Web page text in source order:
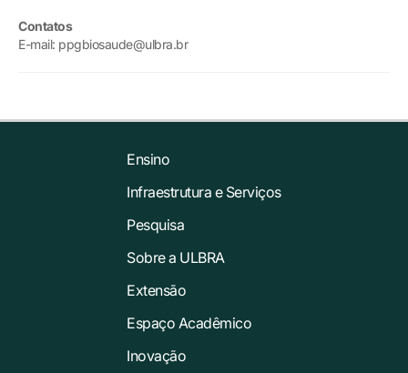
Contatos
E-mail: ppgbiosaude@ulbra.br
Ensino
Infraestrutura e Serviços
Pesquisa
Sobre a ULBRA
Extensão
Espaço Acadêmico
Inovação